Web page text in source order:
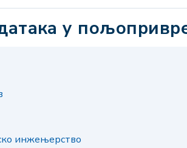
у
инжењерство